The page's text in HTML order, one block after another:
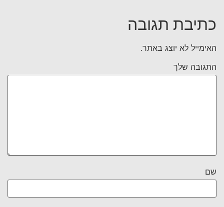
כתיבת תגובה
האימייל לא יוצג באתר.
התגובה שלך
שם